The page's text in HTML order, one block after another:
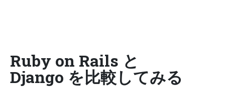
Ruby on Rails と
Django を比較してみる